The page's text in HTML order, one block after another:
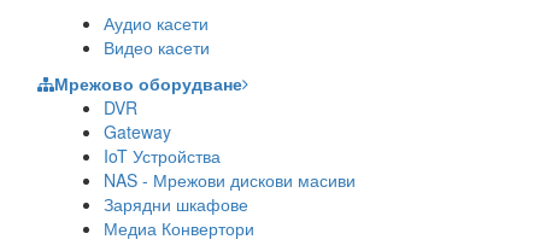
Аудио касети
Видео касети
Мрежово оборудване
DVR
Gateway
IoT Устройства
NAS - Мрежови дискови масиви
Зарядни шкафове
Медиа Конвертори